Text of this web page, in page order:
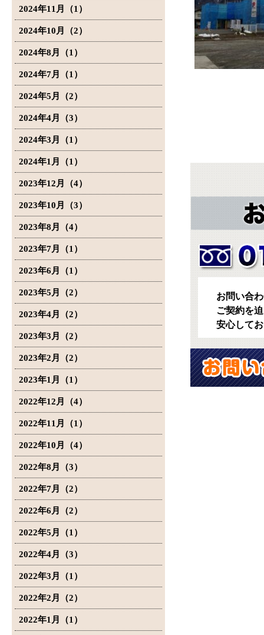
2024年11月（1）
2024年10月（2）
2024年8月（1）
2024年7月（1）
2024年5月（2）
2024年4月（3）
2024年3月（1）
2024年1月（1）
2023年12月（4）
2023年10月（3）
2023年8月（4）
2023年7月（1）
2023年6月（1）
2023年5月（2）
2023年4月（2）
2023年3月（2）
2023年2月（2）
2023年1月（1）
2022年12月（4）
2022年11月（1）
2022年10月（4）
2022年8月（3）
2022年7月（2）
2022年6月（2）
2022年5月（1）
2022年4月（3）
2022年3月（1）
2022年2月（2）
2022年1月（1）
お問い合
ご契約を
安心して